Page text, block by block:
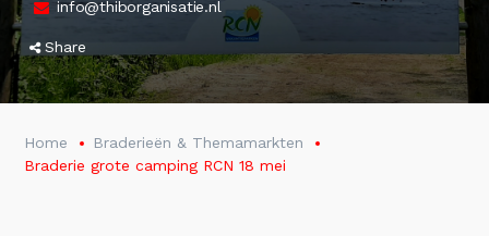
info@thiborganisatie.nl
Share
Home
Braderieën & Themamarkten
Braderie grote camping RCN 18 mei